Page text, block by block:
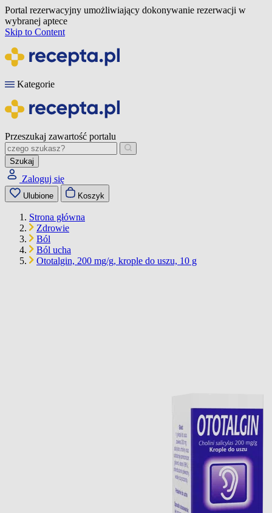
Portal rezerwacyjny umożliwiający dokonywanie rezerwacji w
wybranej aptece
Skip to Content
Kategorie
Przeszukaj zawartość portalu
Szukaj
Zaloguj się
Ulubione Koszyk
Strona główna
Zdrowie
Ból
Ból ucha
Ototalgin, 200 mg/g, krople do uszu, 10 g